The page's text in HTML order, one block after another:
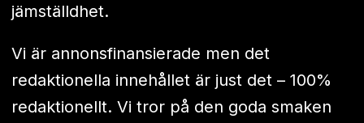
jämställdhet.
Vi är annonsfinansierade men det
redaktionella innehållet är just det – 100%
redaktionellt. Vi tror på den goda smaken